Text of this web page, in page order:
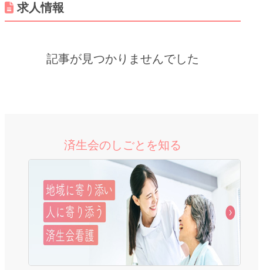
求人情報
記事が見つかりませんでした
済生会のしごとを知る